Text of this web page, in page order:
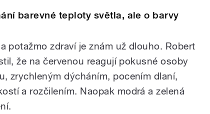
barevné teploty světla, ale o barvy
potažmo zdraví je znám už dlouho. Robert
že na červenou reagují pokusné osoby
zrychleným dýcháním, pocením dlaní,
a rozčilením. Naopak modrá a zelená